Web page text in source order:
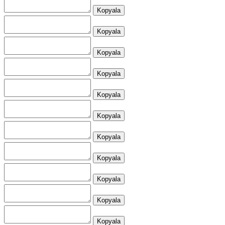
Kopyala
Kopyala
Kopyala
Kopyala
Kopyala
Kopyala
Kopyala
Kopyala
Kopyala
Kopyala
Kopyala